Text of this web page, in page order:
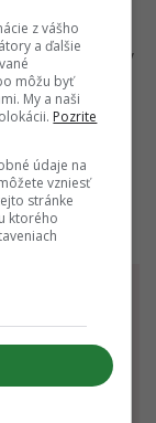
tam!
a iná. Obchody
z vášho
a ďalšie
môžu byť
My a naši
Pozrite
údaje na
vzniesť
stránke
ktorého